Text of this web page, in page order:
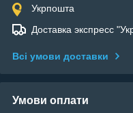
Укрпошта
Доставка экспресс
Всі умови доставки
Умови оплати